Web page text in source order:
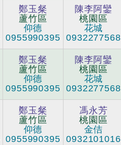
鄭玉粲
蘆竹區
仰德
0955990395
陳李阿鑾
桃園區
花城
0932277568
鄭玉粲
蘆竹區
仰德
0955990395
陳李阿鑾
桃園區
花城
0932277568
鄭玉粲
蘆竹區
仰德
0955990395
馮永芳
桃園區
金佶
0932101016